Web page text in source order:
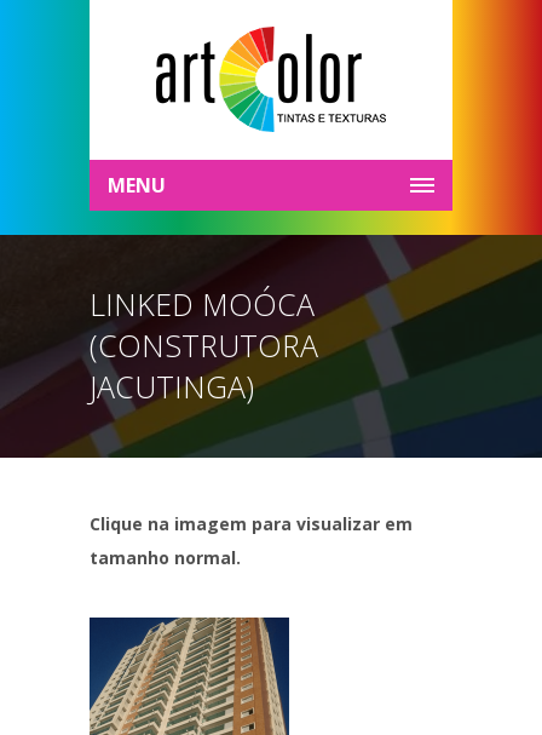
MENU
LINKED MOÓCA
(CONSTRUTORA
JACUTINGA)
Clique na imagem para visualizar em
tamanho normal.